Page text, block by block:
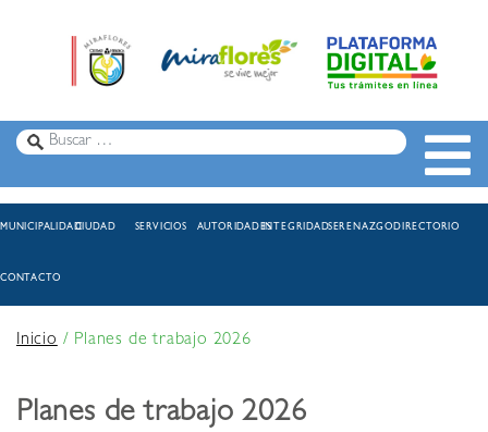
MUNICIPALIDADCIUDAD SERVICIOS AUTORIDADESINTEGRIDADSERENAZGODIRECTORIO
CONTACTO
Inicio/ Planes de trabajo 2026
Planes de trabajo 2026